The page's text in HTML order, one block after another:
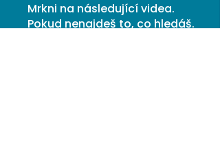
Mrkni na následující videa.
Pokud nenajdeš to, co hledáš.